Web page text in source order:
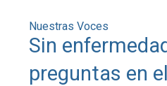
Nuestras Voces
Sin
preguntas en